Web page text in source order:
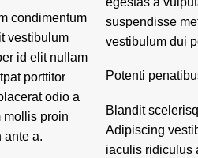
condimentum
vestibulum
id elit nullam
porttitor
odio a
mollis proin
ante a.
suspendisse
vestibulum dui
Potenti
Blandit
Adipiscing
iaculis ridiculus